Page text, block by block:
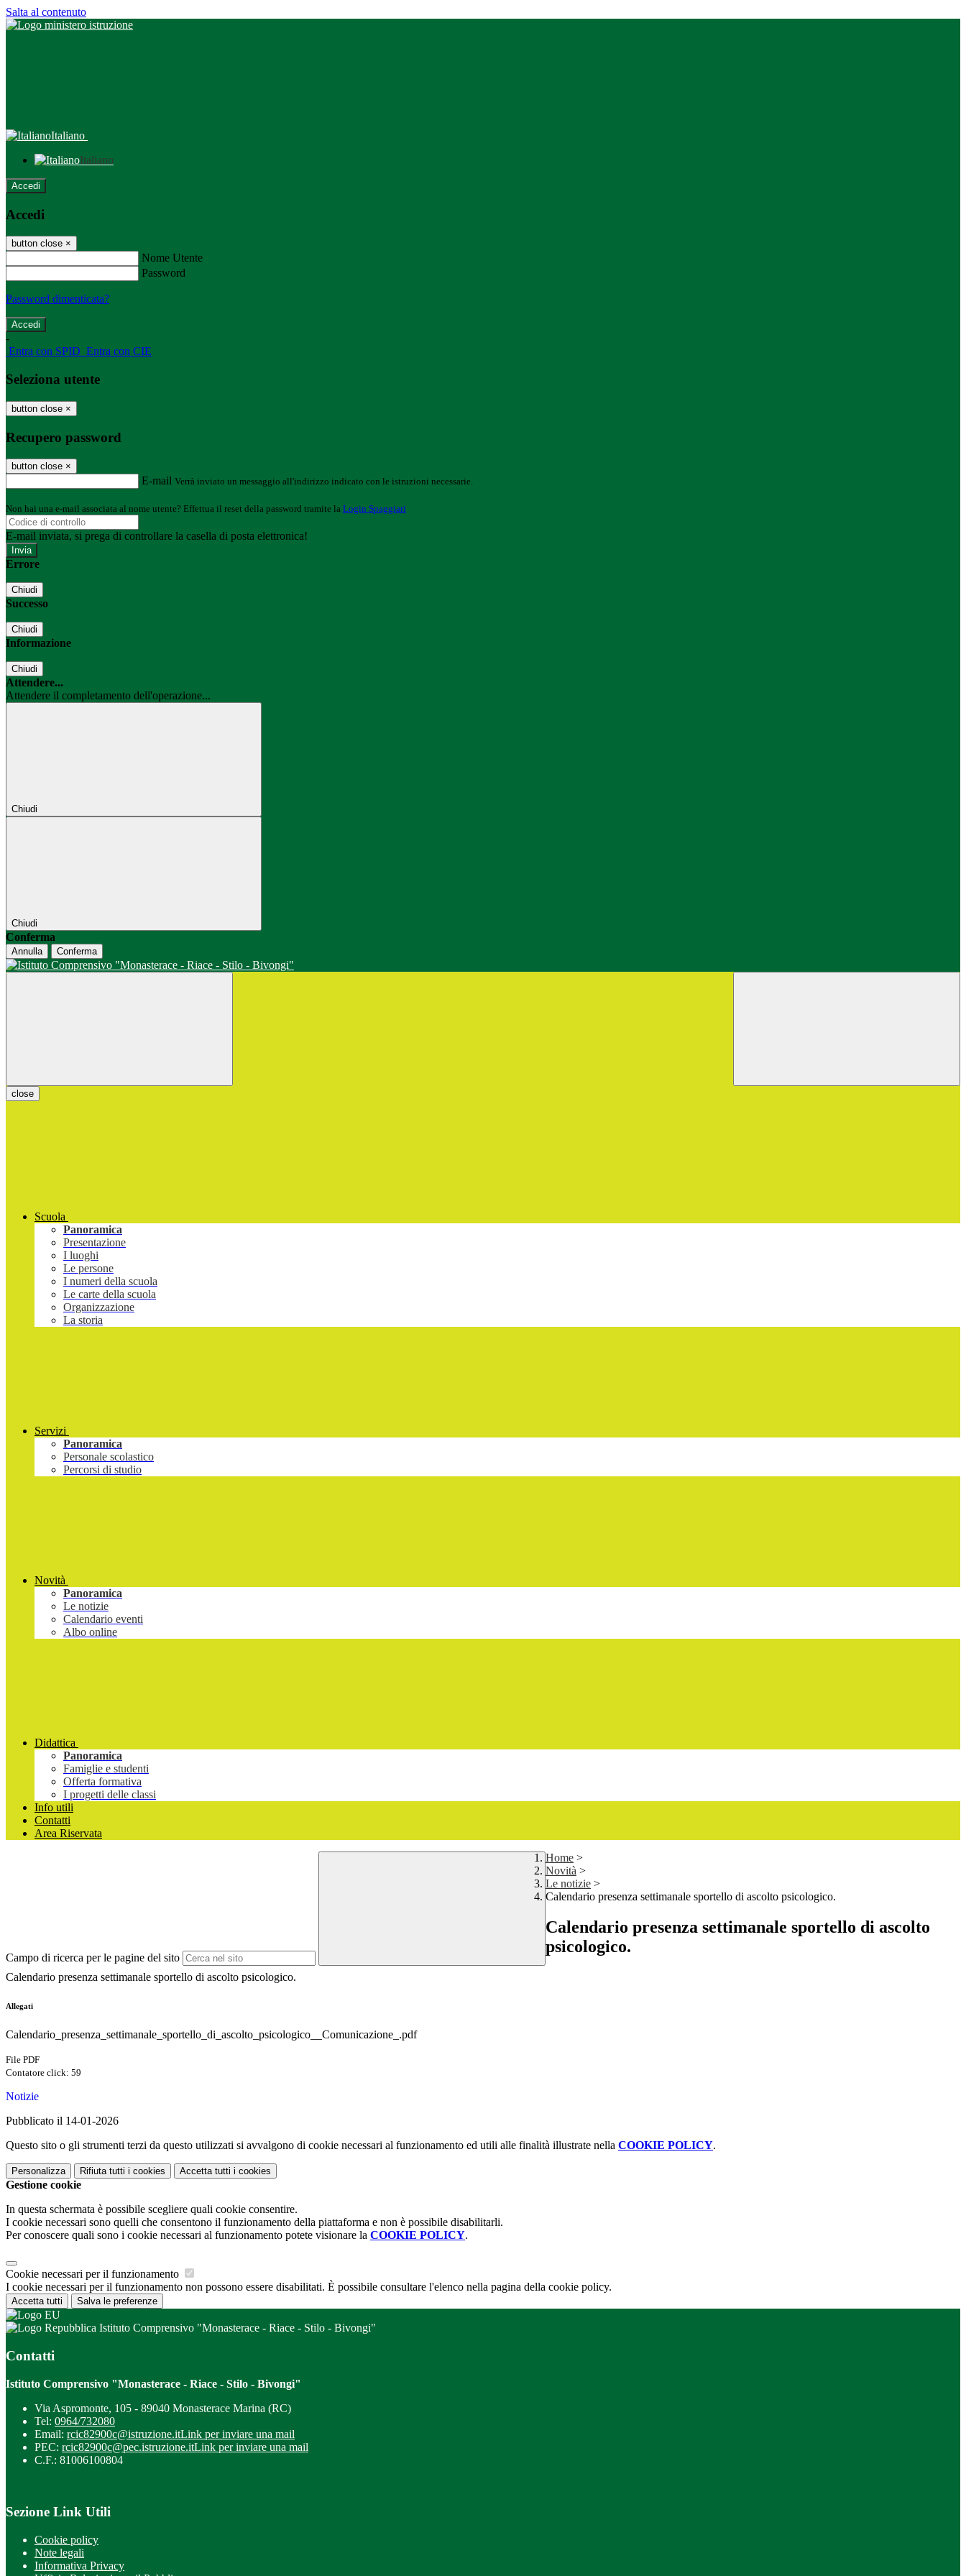
Salta al contenuto
Italiano
Italiano
Accedi
Accedi
button close ×
Nome Utente
Password
Password dimenticata?
-
Entra con SPID Entra con CIE
Seleziona utente
button close ×
Recupero password
button close ×
E-mail Verrà inviato un messaggio all'indirizzo indicato con le istruzioni necessarie.
Non hai una e-mail associata al nome utente? Effettua il reset della password tramite la Login Spaggiari
E-mail inviata, si prega di controllare la casella di posta elettronica!
Errore
Chiudi
Successo
Chiudi
Informazione
Chiudi
Attendere...
Attendere il completamento dell'operazione...
Chiudi
Chiudi
Conferma
Annulla Conferma
close
Scuola
Panoramica
Presentazione
I luoghi
Le persone
I numeri della scuola
Le carte della scuola
Organizzazione
La storia
Servizi
Panoramica
Personale scolastico
Percorsi di studio
Novità
Panoramica
Le notizie
Calendario eventi
Albo online
Didattica
Panoramica
Famiglie e studenti
Offerta formativa
I progetti delle classi
Info utili
Contatti
Area Riservata
Campo di ricerca per le pagine del sito
Home >
Novità >
Le notizie >
Calendario presenza settimanale sportello di ascolto psicologico.
Calendario presenza settimanale sportello di ascolto
psicologico.
Calendario presenza settimanale sportello di ascolto psicologico.
Allegati
Calendario_presenza_settimanale_sportello_di_ascolto_psicologico__Comunicazione_.pdf
File PDF
Contatore click: 59
Notizie
Pubblicato il 14-01-2026
Questo sito o gli strumenti terzi da questo utilizzati si avvalgono di cookie necessari al funzionamento ed utili alle finalità illustrate nella COOKIE POLICY.
Personalizza Rifiuta tutti i cookies Accetta tutti i cookies
Gestione cookie
In questa schermata è possibile scegliere quali cookie consentire.
I cookie necessari sono quelli che consentono il funzionamento della piattaforma e non è possibile disabilitarli.
Per conoscere quali sono i cookie necessari al funzionamento potete visionare la COOKIE POLICY.
Cookie necessari per il funzionamento
I cookie necessari per il funzionamento non possono essere disabilitati. È possibile consultare l'elenco nella pagina della cookie policy.
Accetta tutti Salva le preferenze
Istituto Comprensivo "Monasterace - Riace - Stilo - Bivongi"
Contatti
Istituto Comprensivo "Monasterace - Riace - Stilo - Bivongi"
Via Aspromonte, 105 - 89040 Monasterace Marina (RC)
Tel: 0964/732080
Email: rcic82900c@istruzione.itLink per inviare una mail
PEC: rcic82900c@pec.istruzione.itLink per inviare una mail
C.F.: 81006100804
Sezione Link Utili
Cookie policy
Note legali
Informativa Privacy